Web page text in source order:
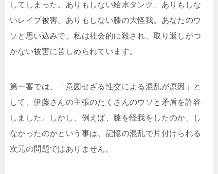
してしまった。ありもしない給水タンク、ありもしな
いレイプ被害、ありもしない膝の大怪我。あなたのウ
ソと思い込みで、私は社会的に殺され、取り返しがつ
かない被害に苦しめられています。
第一審では、「意図せざる性交による混乱が原因」と
して、伊藤さんの主張のたくさんのウソと矛盾を許容
しました。しかし、例えば、膝を怪我をしたのか、し
なかったのかという事は、記憶の混乱で片付けられる
次元の問題ではありません。